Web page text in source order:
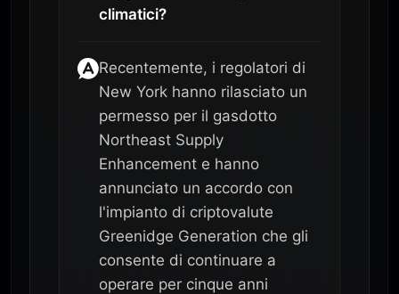
climatici?
Recentemente, i regolatori di
New York hanno rilasciato un
permesso per il gasdotto
Northeast Supply
Enhancement e hanno
annunciato un accordo con
l'impianto di criptovalute
Greenidge Generation che gli
consente di continuare a
operare per cinque anni